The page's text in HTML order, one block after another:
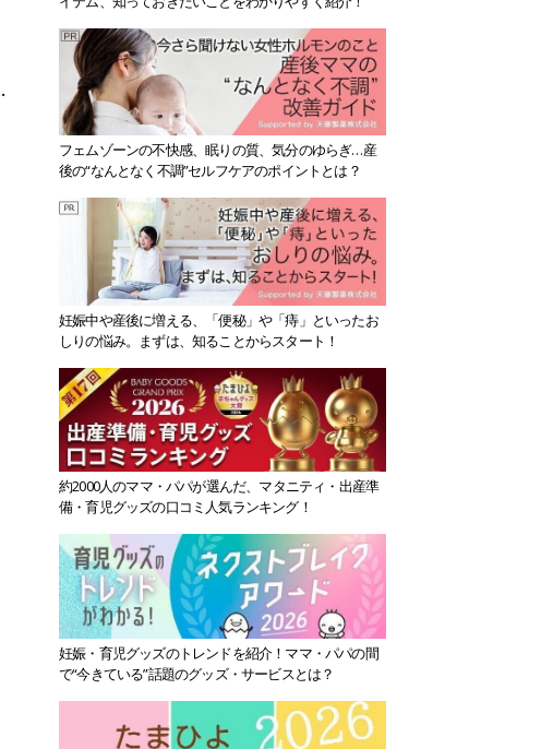
フェムゾーンの不快感、眠りの質、気分のゆらぎ…産
後の“なんとなく不調”セルフケアのポイントとは？
妊娠中や産後に増える、「便秘」や「痔」といったお
しりの悩み。まずは、知ることからスタート！
約2000人のママ・パパが選んだ、マタニティ・出産準
備・育児グッズの口コミ人気ランキング！
妊娠・育児グッズのトレンドを紹介！ママ・パパの間
で“今きている”話題のグッズ・サービスとは？